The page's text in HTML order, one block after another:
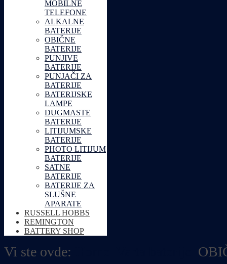
MOBILNE
TELEFONE
ALKALNE
BATERIJE
OBIČNE
BATERIJE
PUNJIVE
BATERIJE
PUNJAČI ZA
BATERIJE
BATERIJSKE
LAMPE
DUGMASTE
BATERIJE
LITIJUMSKE
BATERIJE
PHOTO LITIJUM
BATERIJE
SATNE
BATERIJE
BATERIJE ZA
SLUŠNE
APARATE
RUSSELL HOBBS
REMINGTON
BATTERY SHOP
Vi ste ovde: